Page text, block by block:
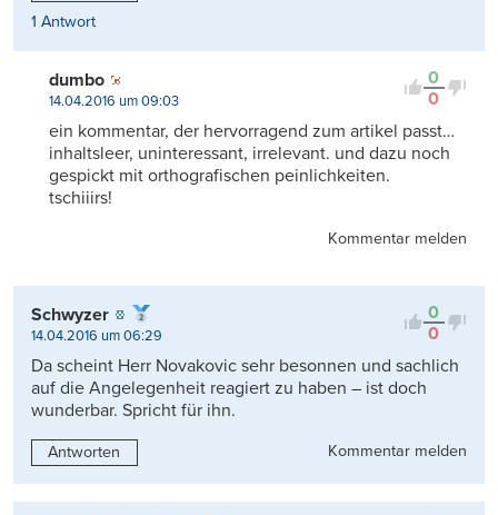
1 Antwort
0
0
dumbo
14.04.2016 um 09:03
ein kommentar, der hervorragend zum artikel passt…
inhaltsleer, uninteressant, irrelevant. und dazu noch
gespickt mit orthografischen peinlichkeiten.
tschiiirs!
Kommentar melden
0
0
Schwyzer
14.04.2016 um 06:29
Da scheint Herr Novakovic sehr besonnen und sachlich
auf die Angelegenheit reagiert zu haben – ist doch
wunderbar. Spricht für ihn.
Antworten Kommentar melden